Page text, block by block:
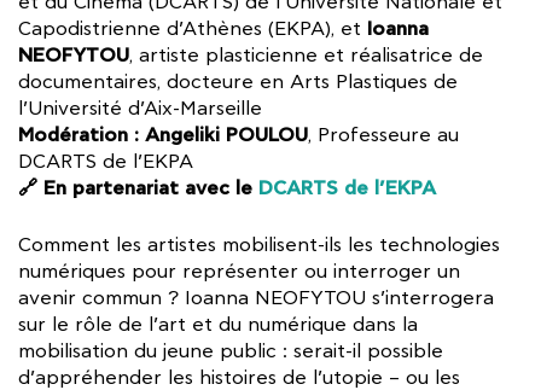
Capodistrienne d’Athènes (EKPA), et Ioanna
NEOFYTOU, artiste plasticienne et réalisatrice de
documentaires, docteure en Arts Plastiques de
l’Université d’Aix-Marseille
Modération : Angeliki POULOU, Professeure au
DCARTS de l’EKPA
🔗 En partenariat avec le DCARTS de l’EKPA
Comment les artistes mobilisent-ils les technologies
numériques pour représenter ou interroger un
avenir commun ? Ioanna NEOFYTOU s’interrogera
sur le rôle de l’art et du numérique dans la
mobilisation du jeune public : serait-il possible
d’appréhender les histoires de l’utopie – ou les